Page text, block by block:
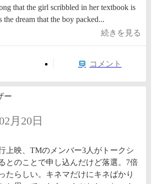
that the girl scribbled in her textbook is
the dream that the boy packed...
続きを見る
コメント
ー
月20日
上映、TMのメンバー3人がトークシ
とのことで申し込んだけど落選。7倍
たらしい。キネマだけにキネばかり